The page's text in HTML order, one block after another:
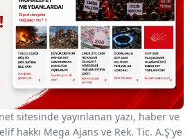
sitesinde yayınlanan yazı, haber ve
hakkı Mega Ajans ve Rek. Tic. A.Ş'ye